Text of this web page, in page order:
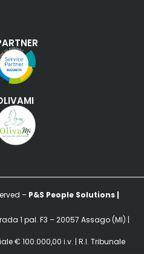
– P&S People Solutions |
1 pal. F3 – 20057 Assago (MI) |
€ 100.000,00 i.v. | R.I. Tribunale